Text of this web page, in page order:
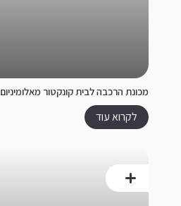
מכונת הרכבה לבית קונקטור מאלומיניום
לקרוא עוד